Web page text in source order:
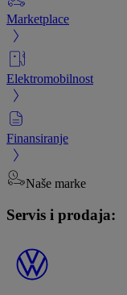
Marketplace
Elektromobilnost
Finansiranje
Naše marke
Servis i prodaja: